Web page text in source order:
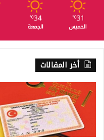
31
℃
الخميس
34
℃
الجمعة
أخر المقالات